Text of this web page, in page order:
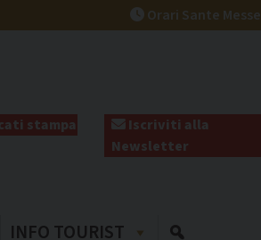
Orari Sante Messe
stampa
Iscriviti alla
Newsletter
INFO TOURIST